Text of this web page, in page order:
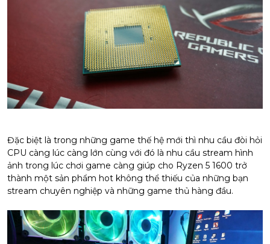
Đặc biệt là trong những game thế hệ mới thì nhu cầu đòi hỏi
CPU càng lúc càng lớn cùng với đó là nhu cầu stream hình
ảnh trong lúc chơi game càng giúp cho Ryzen 5 1600 trở
thành một sản phẩm hot không thể thiếu của những bạn
stream chuyên nghiệp và những game thủ hàng đầu.